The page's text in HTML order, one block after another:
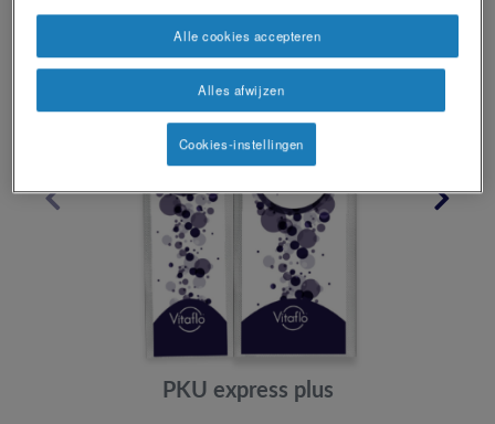
Vitaflo’s producten voor PKU
PKU express plus
Alles afwijzen
Alle cookies accepteren
Cookies-instellingen